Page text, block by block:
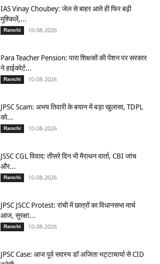
IAS Vinay Choubey: जेल से बाहर आते ही फिर बढ़ी
मुश्किलें,...
Ranchi 10-08-2026
Para Teacher Pension: पारा शिक्षकों की पेंशन पर सरकार
ने हाईकोर्ट...
Ranchi 10-08-2026
JPSC Scam: अभय तिवारी के बयान में बड़ा खुलासा, TDPL
को...
Ranchi 10-08-2026
JSSC CGL विवाद: तीसरे दिन भी मैराथन वार्ता, CBI जांच
और...
Ranchi 10-08-2026
JPSC JSCC Protest: रांची में छात्रों का विधानसभा मार्च
आज, सुरक्षा...
Ranchi 10-08-2026
JPSC Case: आज पूर्व सदस्य डॉ अजिता भट्टाचार्या से CID